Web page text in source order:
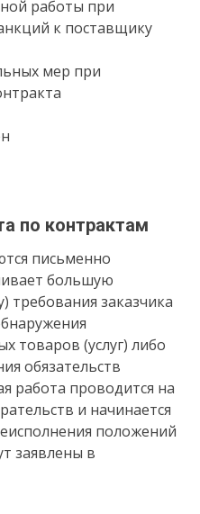
работы при
к поставщику
мер при
по контрактам
письменно
большую
требования заказчика
товаров (услуг) либо
обязательств
работа проводится на
и начинается
положений
заявлены в